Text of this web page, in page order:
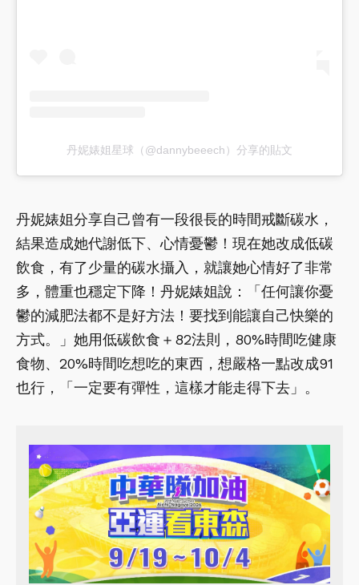
丹妮婊姐星球（@dannybeeech）分享的貼文
丹妮婊姐分享自己曾有一段很長的時間戒斷碳水，
結果造成她代謝低下、心情憂鬱！現在她改成低碳
飲食，有了少量的碳水攝入，就讓她心情好了非常
多，體重也穩定下降！丹妮婊姐說：「任何讓你憂
鬱的減肥法都不是好方法！要找到能讓自己快樂的
方式。」她用低碳飲食＋82法則，80%時間吃健康
食物、20%時間吃想吃的東西，想嚴格一點改成91
也行，「一定要有彈性，這樣才能走得下去」。